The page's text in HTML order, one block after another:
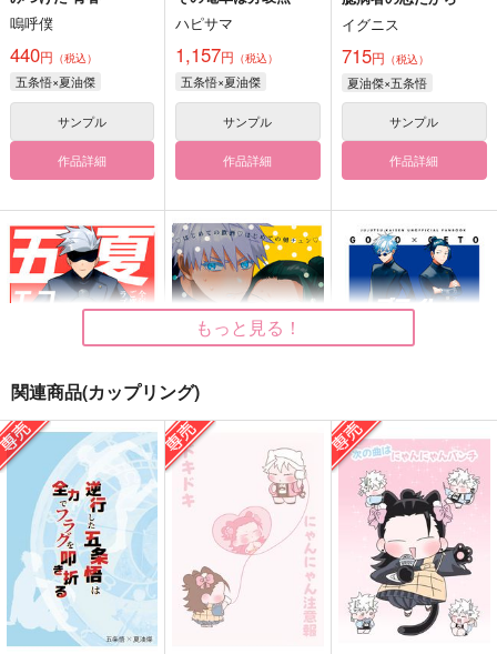
嗚呼僕
440円 （税込）
五条悟×夏油傑
サンプル
作品詳細
ハピサマ
1,157円 （税込）
五条悟×夏油傑
サンプル
作品詳細
イグニス
715円 （税込）
夏油傑×五条悟
サンプル
作品詳細
コンビニエンスエアポ
GAMMAEDGE
629 （税込）
五条悟×夏油傑
サンプル
作品詳細
何かの間違い
GAMMAEDGE
787 円（税込）
五条悟×夏油傑
サンプル
ブライトライトハイラ
イト
GAMMAEDGE
1,572 円（税込）
五条悟×夏油傑
サンプル
作品詳細
もっと見る！
関連商品(カップリング)